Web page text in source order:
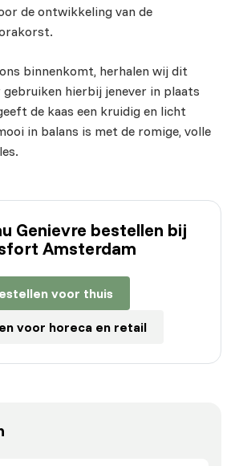
de ontwikkeling van de
binnenkomt, herhalen wij dit
hierbij jenever in plaats
de kaas een kruidig en licht
in balans is met de romige, volle
Genievre bestellen bij
Amsterdam
voor thuis
voor horeca en retail